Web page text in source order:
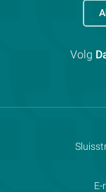
Adres:
E-
Volg